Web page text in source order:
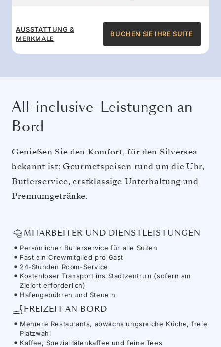
AUSSTATTUNG &
MERKMALE
BUCHEN SIE IHRE SUITE
All-inclusive-Leistungen an
Bord
Genießen Sie den Komfort, für den Silversea
bekannt ist: Gourmetspeisen rund um die Uhr,
Butlerservice, erstklassige Unterhaltung und
Premiumgetränke.
MITARBEITER UND DIENSTLEISTUNGEN
Persönlicher Butlerservice für alle Suiten
Fast ein Crewmitglied pro Gast
24-Stunden Room-Service
Kostenloser Transport ins Stadtzentrum (sofern am
Zielort erforderlich)
Hafengebühren und Steuern
FREIZEIT AN BORD
Mehrere Restaurants, abwechslungsreiche Küche, freie
Platzwahl
Kaffee, Spezialitätenkaffee und feine Tees